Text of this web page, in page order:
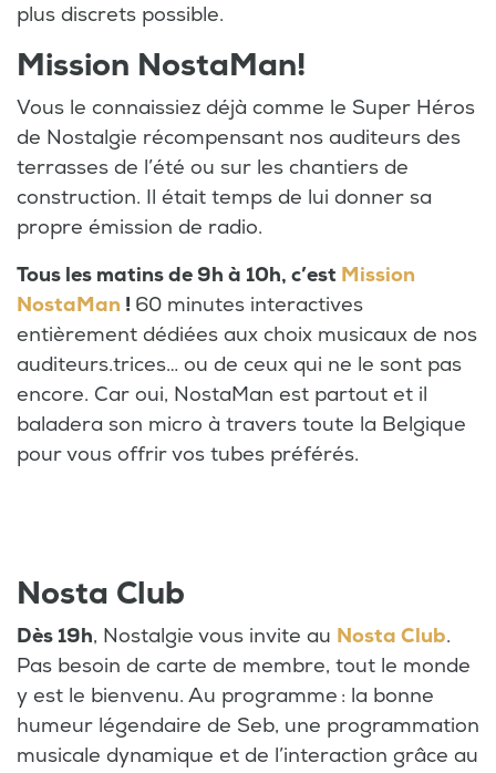
plus discrets possible.
Mission NostaMan!
Vous le connaissiez déjà comme le Super Héros
de Nostalgie récompensant nos auditeurs des
terrasses de l’été ou sur les chantiers de
construction. Il était temps de lui donner sa
propre émission de radio.
Tous les matins de 9h à 10h, c’est Mission
NostaMan ! 60 minutes interactives
entièrement dédiées aux choix musicaux de nos
auditeurs.trices… ou de ceux qui ne le sont pas
encore. Car oui, NostaMan est partout et il
baladera son micro à travers toute la Belgique
pour vous offrir vos tubes préférés.
Nosta Club
Dès 19h, Nostalgie vous invite au Nosta Club.
Pas besoin de carte de membre, tout le monde
y est le bienvenu. Au programme : la bonne
humeur légendaire de Seb, une programmation
musicale dynamique et de l’interaction grâce au